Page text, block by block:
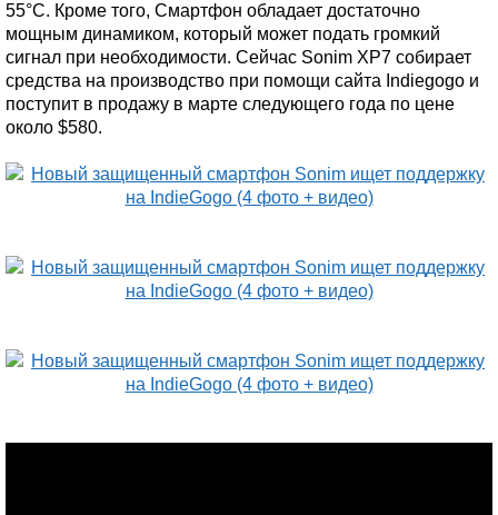
55°C. Кроме того, Смартфон обладает достаточно
мощным динамиком, который может подать громкий
сигнал при необходимости. Сейчас Sonim XP7 собирает
средства на производство при помощи сайта Indiegogo и
поступит в продажу в марте следующего года по цене
около $580.